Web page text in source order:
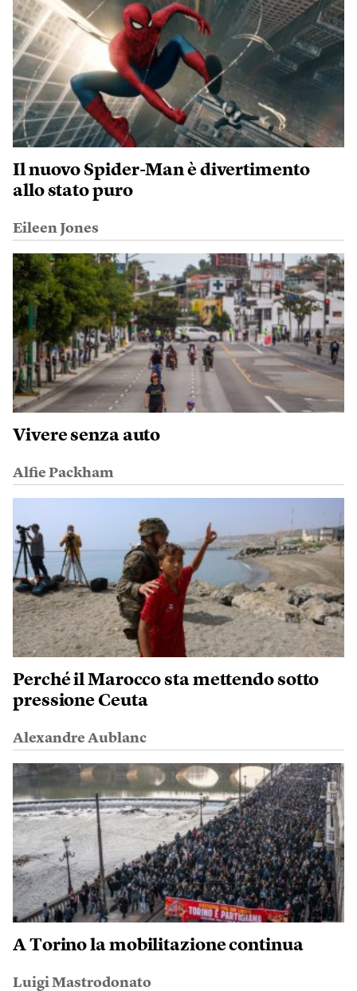
Il nuovo Spider-Man è divertimento
allo stato puro
Eileen Jones
Vivere senza auto
Alfie Packham
Perché il Marocco sta mettendo sotto
pressione Ceuta
Alexandre Aublanc
A Torino la mobilitazione continua
Luigi Mastrodonato